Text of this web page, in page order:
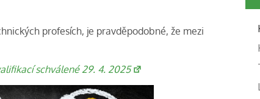
profesích, je pravděpodobné, že mezi
schválené 29. 4. 2025